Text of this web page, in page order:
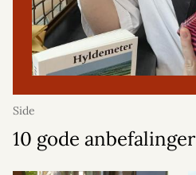
Side
10 gode anbefalinger